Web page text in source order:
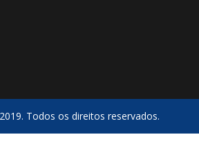
Todos os direitos reservados.